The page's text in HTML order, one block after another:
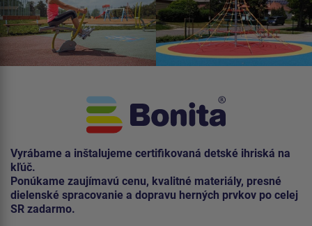
Vyrábame a inštalujeme certifikovaná detské ihriská na
kľúč.
Ponúkame zaujímavú cenu, kvalitné materiály, presné
dielenské spracovanie a dopravu herných prvkov po celej
SR zadarmo.